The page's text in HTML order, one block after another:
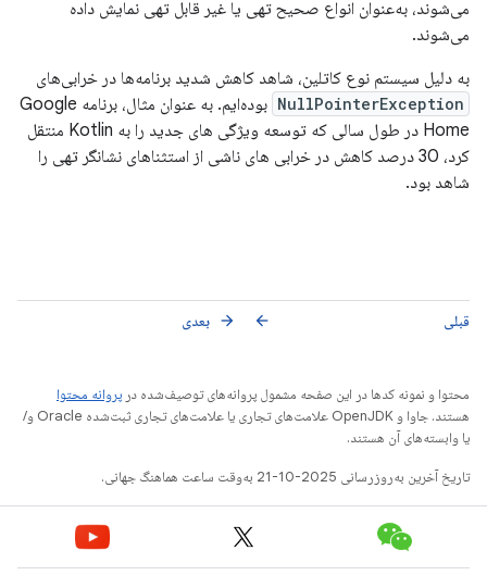
می‌شوند، به‌عنوان انواع صحیح تهی یا غیر قابل تهی نمایش داده
می‌شوند.
به دلیل سیستم نوع کاتلین، شاهد کاهش شدید برنامه‌ها در خرابی‌های
NullPointerException
بوده‌ایم. به عنوان مثال، برنامه Google
Home در طول سالی که توسعه ویژگی های جدید را به Kotlin منتقل
کرد، 30 درصد کاهش در خرابی های ناشی از استثناهای نشانگر تهی را
شاهد بود.
قبلی arrow_back بعدی arrow_forward
محتوا و نمونه کدها در این صفحه مشمول پروانه‌های توصیف‌شده در پروانه محتوا
هستند. جاوا و OpenJDK علامت‌های تجاری یا علامت‌های تجاری ثبت‌شده Oracle و/
یا وابسته‌های آن هستند.
تاریخ آخرین به‌روزرسانی 2025-10-21 به‌وقت ساعت هماهنگ جهانی.